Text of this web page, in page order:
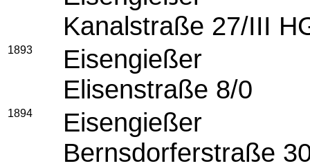
Kanalstraße 27/III
1893
Elisenstraße 8/0
1894
Bernsdorferstraße